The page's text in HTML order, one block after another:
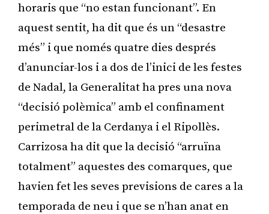
horaris que “no estan funcionant”. En
aquest sentit, ha dit que és un “desastre
més” i que només quatre dies després
d’anunciar-los i a dos de l’inici de les festes
de Nadal, la Generalitat ha pres una nova
“decisió polèmica” amb el confinament
perimetral de la Cerdanya i el Ripollès.
Carrizosa ha dit que la decisió “arruïna
totalment” aquestes des comarques, que
havien fet les seves previsions de cares a la
temporada de neu i que se n’han anat en